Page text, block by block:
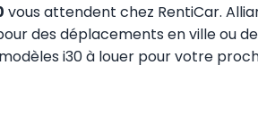
vous attendent chez RentiCar.
des déplacements en ville ou
i30 à louer pour votre